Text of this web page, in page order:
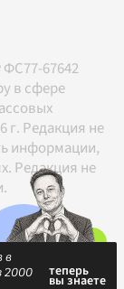
67642
в сфере
г. Редакция не
информации,
Редакция не
с
в
2000